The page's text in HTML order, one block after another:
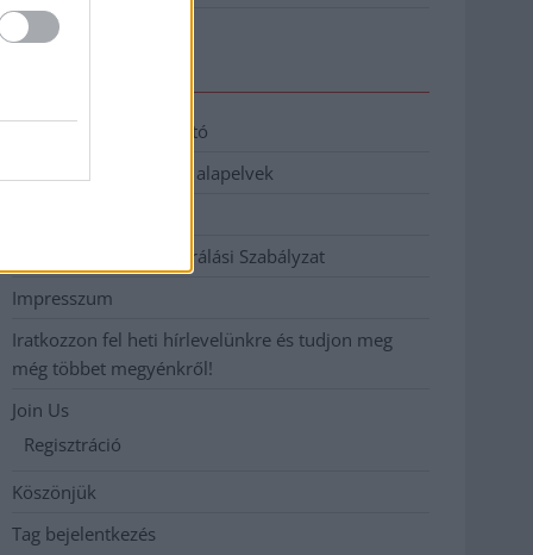
Adatkezelési tájékoztató
Etikai és függetlenségi alapelvek
Hozzászólási és Moderálási Szabályzat
Impresszum
Iratkozzon fel heti hírlevelünkre és tudjon meg
még többet megyénkről!
Join Us
Regisztráció
Köszönjük
Tag bejelentkezés